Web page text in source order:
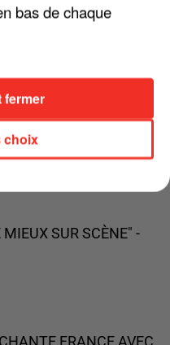
TRAC"
DES PARENTS
MIEUX SUR SCÈNE" -
bas de chaque
choix
fermer